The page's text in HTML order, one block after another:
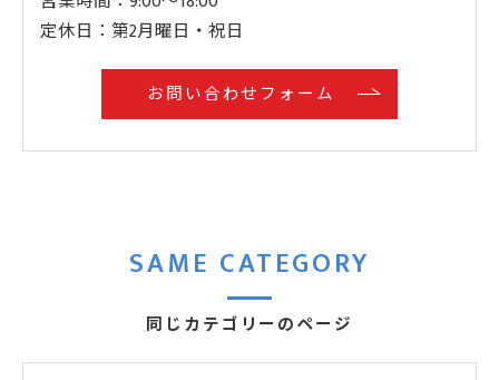
定休日：第2月曜日・祝日
お問い合わせフォーム
同じカテゴリーのページ
SAME CATEGORY